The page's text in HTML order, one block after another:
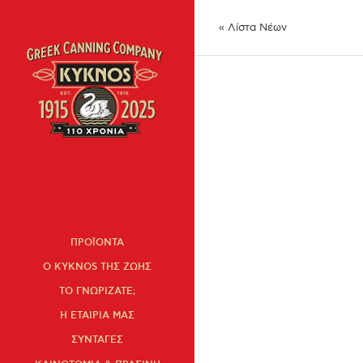
ΠΡΟΪΟΝΤΑ
Ο KYKNOS ΤΗΣ ΖΩΗΣ
ΤΟ ΓΝΩΡΙΖΑΤΕ;
Η ΕΤΑΙΡΙΑ ΜΑΣ
ΣΥΝΤΑΓΕΣ
« Λίστα Νέων